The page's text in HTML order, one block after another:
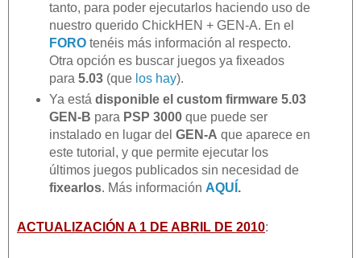
tanto, para poder ejecutarlos haciendo uso de
nuestro querido ChickHEN + GEN-A. En el
FOROtenéis más información al respecto.
Otra opción es buscar juegos ya fixeados
para 5.03(que los hay).
Ya está disponible el custom firmware 5.03
GEN-B para PSP 3000que puede ser
instalado en lugar del GEN-A que aparece en
este tutorial, y que permite ejecutar los
últimos juegos publicados sin necesidad de
fixearlos. Más información AQUÍ .
ACTUALIZACIÓN A 1 DE ABRIL DE 2010: